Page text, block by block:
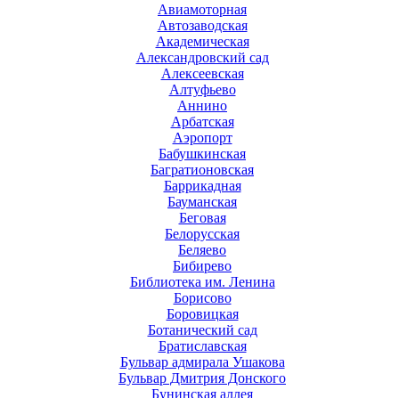
Авиамоторная
Автозаводская
Академическая
Александровский сад
Алексеевская
Алтуфьево
Аннино
Арбатская
Аэропорт
Бабушкинская
Багратионовская
Баррикадная
Бауманская
Беговая
Белорусская
Беляево
Бибирево
Библиотека им. Ленина
Борисово
Боровицкая
Ботанический сад
Братиславская
Бульвар адмирала Ушакова
Бульвар Дмитрия Донского
Бунинская аллея